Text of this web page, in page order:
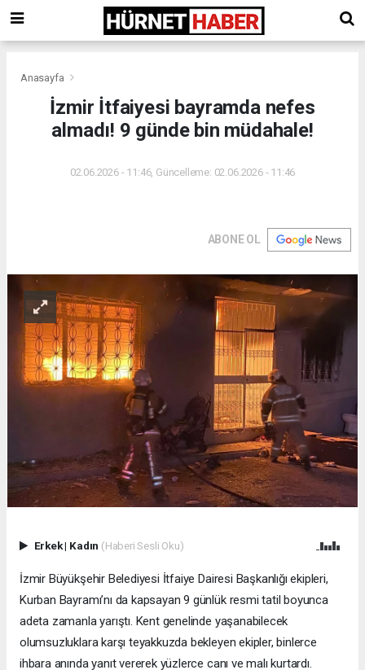
Anasayfa
İzmir İtfaiyesi bayramda nefes
almadı! 9 günde bin müdahale!
02.06.2026 - 11:46, Güncelleme: 02.06.2026 - 11:46
ABONE OL
Erkek| Kadın (Haberi Sesli Oku)
İzmir Büyükşehir Belediyesi İtfaiye Dairesi Başkanlığı ekipleri,
Kurban Bayramı’nı da kapsayan 9 günlük resmi tatil boyunca
adeta zamanla yarıştı. Kent genelinde yaşanabilecek
olumsuzluklara karşı teyakkuzda bekleyen ekipler, binlerce
ihbara anında yanıt vererek yüzlerce canı ve malı kurtardı.